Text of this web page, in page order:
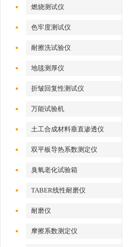
燃烧测试仪
色牢度测试仪
耐擦洗试验仪
地毯测厚仪
折皱回复性测试仪
万能试验机
土工合成材料垂直渗透仪
双平板导热系数测定仪
臭氧老化试验箱
TABER线性耐磨仪
耐磨仪
摩擦系数测定仪